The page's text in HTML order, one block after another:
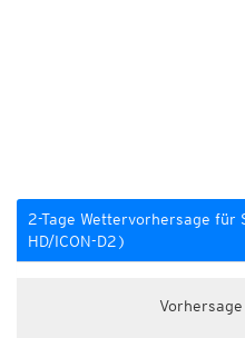
2-Tage Wettervorhersage für
HD/ICON-D2)